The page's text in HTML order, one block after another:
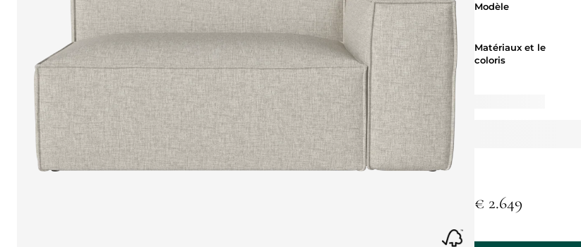
Modèle
Matériaux et le
coloris
€ 2.649